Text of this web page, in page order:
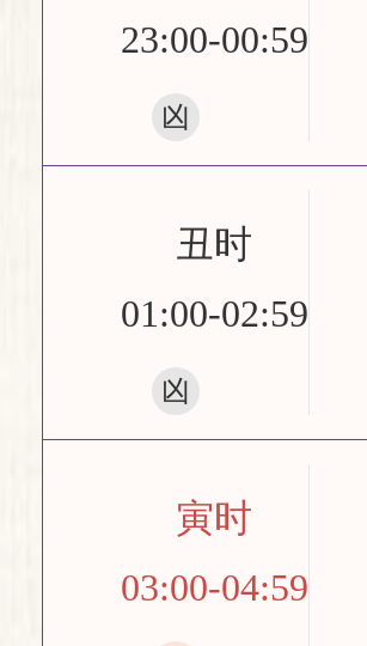
23:00-00:59
凶
丑时
01:00-02:59
凶
寅时
03:00-04:59